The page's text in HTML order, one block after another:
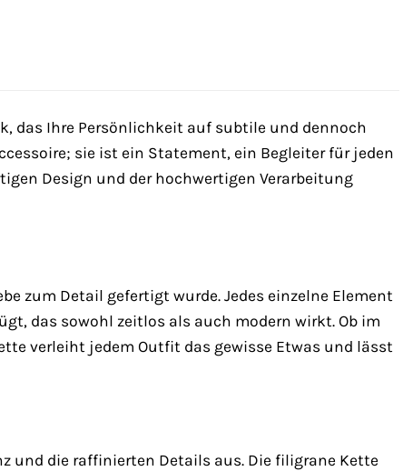
das Ihre Persönlichkeit auf subtile und dennoch
sie ist ein Statement, ein Begleiter für jeden
Design und der hochwertigen Verarbeitung
zum Detail gefertigt wurde. Jedes einzelne Element
das sowohl zeitlos als auch modern wirkt. Ob im
verleiht jedem Outfit das gewisse Etwas und lässt
und die raffinierten Details aus. Die filigrane Kette